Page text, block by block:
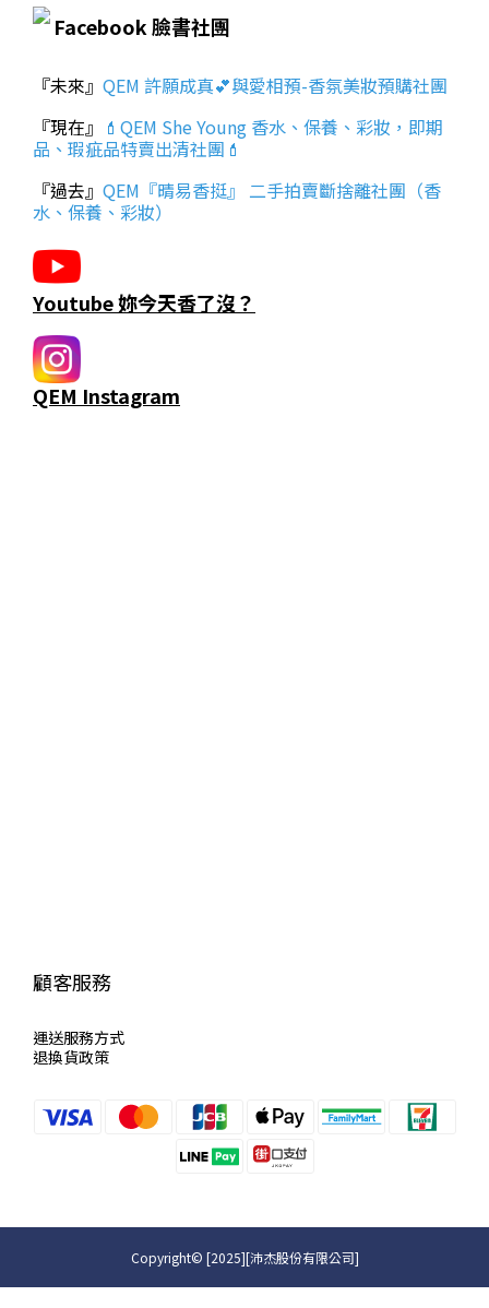
Facebook 臉書社團
『未來』 QEM 許願成真💕與愛相預-香氛美妝預購社團
『現在』 💄QEM She Young 香水、保養、彩妝，即期
品、瑕疵品特賣出清社團💄
『過去』 QEM『晴易香挺』 二手拍賣斷捨離社團（香
水、保養、彩妝）
Youtube 妳今天香了沒？
QEM Instagram
顧客服務
運送服務方式
退換貨政策
Copyright© [2025][沛杰股份有限公司]